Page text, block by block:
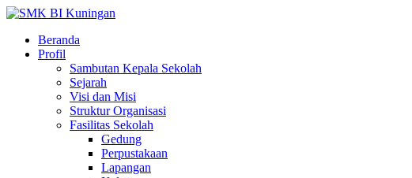
Beranda
Profil
Sambutan Kepala Sekolah
Sejarah
Visi dan Misi
Struktur Organisasi
Fasilitas Sekolah
Gedung
Perpustakaan
Lapangan